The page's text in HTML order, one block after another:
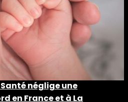
néglige une
en France et à La